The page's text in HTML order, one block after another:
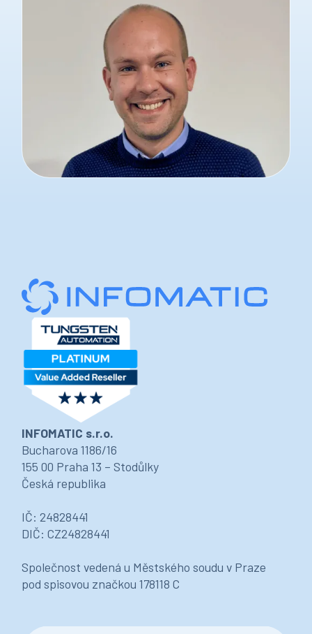
INFOMATIC s.r.o.
Bucharova 1186/16
155 00 Praha 13 – Stodůlky
Česká republika
IČ: 24828441
DIČ: CZ24828441
Společnost vedená u Městského soudu v Praze
pod spisovou značkou 178118 C